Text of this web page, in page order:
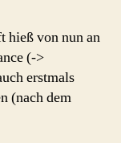
von nun an
(->
erstmals
(nach dem